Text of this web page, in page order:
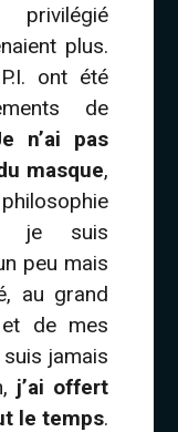
privilégié
plus.
ont été
de
n’ai pas
masque,
je suis
peu mais
au grand
de mes
suis jamais
j’ai offert
le temps.